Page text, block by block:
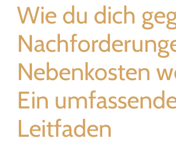
Wie du dich
Nebenkosten
Ein
Leitfaden